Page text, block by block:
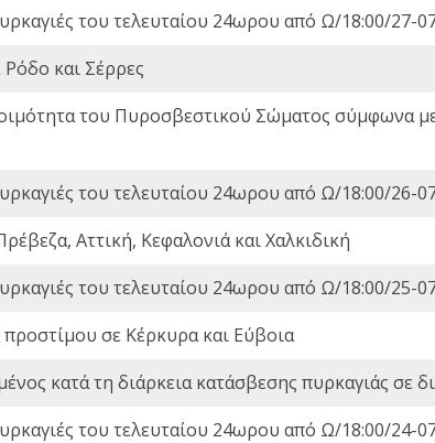
του τελευταίου 24ωρου από Ω/18:00/27-
και Σέρρες
του Πυροσβεστικού Σώματος σύμφωνα
του τελευταίου 24ωρου από Ω/18:00/26-
Αττική, Κεφαλονιά και Χαλκιδική
του τελευταίου 24ωρου από Ω/18:00/25-
σε Κέρκυρα και Εύβοια
κατά τη διάρκεια κατάσβεσης πυρκαγιάς σε
του τελευταίου 24ωρου από Ω/18:00/24-